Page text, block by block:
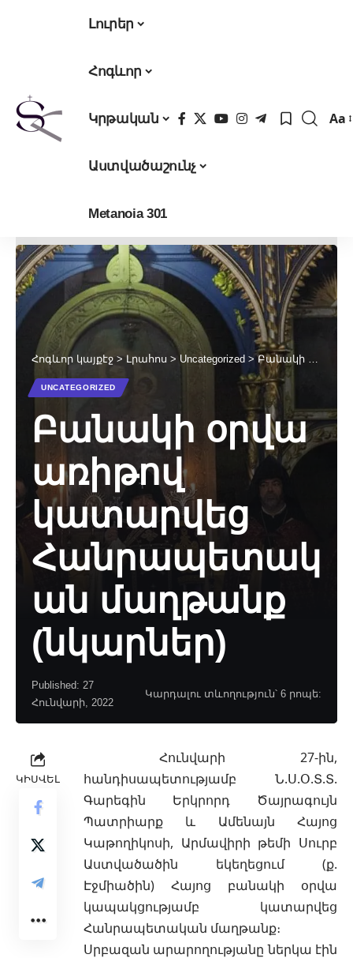
Լուրեր
Հոգևոր
Կրթական
Աստվածաշունչ
Metanoia 301
Aa
Հոգևոր կայքէջ> Լրահոս > Uncategorized >Բանակի օրվա առիթով կատարվեց Հանրապետական մաղթանք (նկարներ)
UNCATEGORIZED
Բանակի օրվա
առիթով
կատարվեց
Հանրապետակ
ան մաղթանք
(նկարներ)
Published: 27
Հունվարի, 2022
Կարդալու տևողություն՝ 6 րոպե:
ԿԻՍՎԵԼ
Հունվարի 27-ին,
հանդիսապետությամբ Ն.Ս.Օ.Տ.Տ.
Գարեգին Երկրորդ Ծայրագույն
Պատրիարք և Ամենայն Հայոց
Կաթողիկոսի, Արմավիրի թեմի Սուրբ
Աստվածածին եկեղեցում (ք.
Էջմիածին) Հայոց բանակի օրվա
կապակցությամբ կատարվեց
Հանրապետական մաղթանք։
Սրբազան արարողությանը ներկա էին